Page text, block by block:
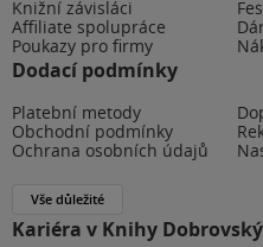
Knižní závisláci
Affiliate spolupráce
Poukazy pro firmy
Dodací podmínky
Platební metody
Obchodní podmínky
Ochrana osobních údajů
Vše důležité
Kariéra v Knihy Dobrovský